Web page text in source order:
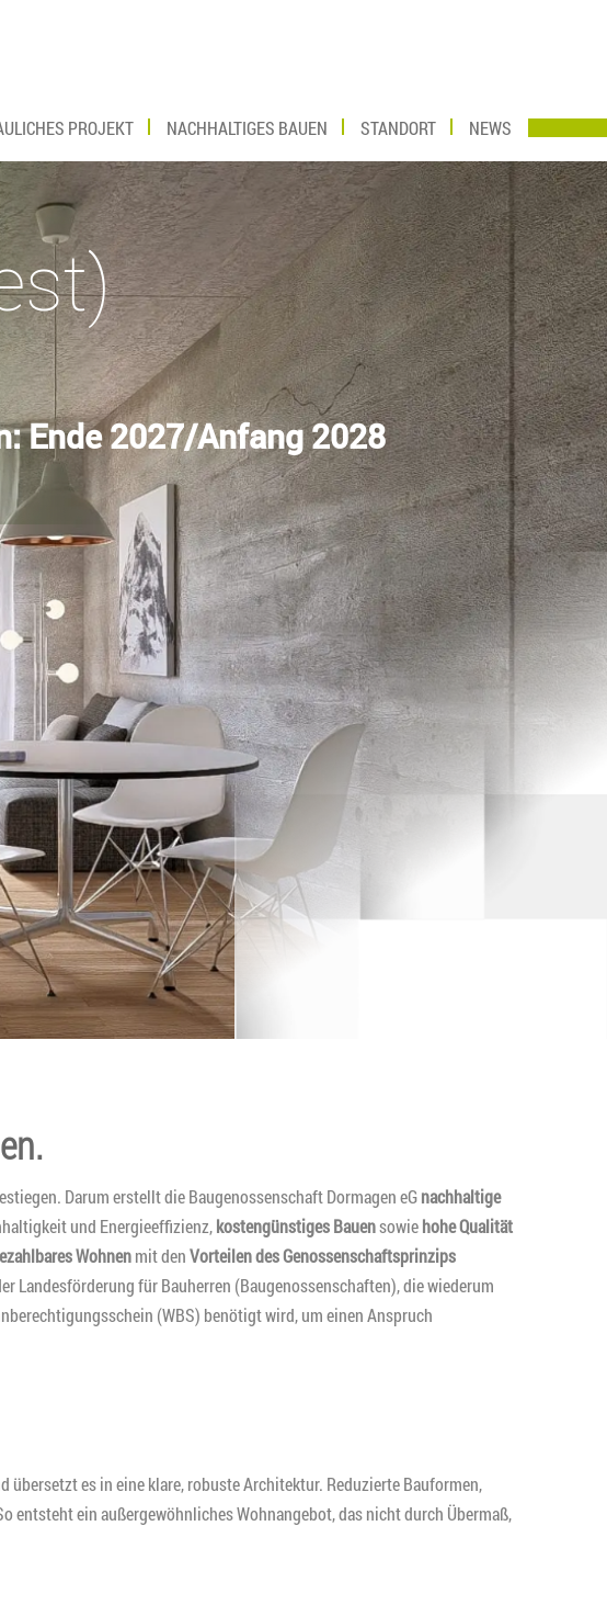
PROJEKT NACHHALTIGES BAUEN STANDORT NEWS
Ende 2027/Anfang 2028
Darum erstellt die Baugenossenschaft Dormagen eGnachhaltige
und Energieeffizienz,kostengünstiges Bauensowiehohe Qualität
Wohnenmit denVorteilen des Genossenschaftsprinzips
Landesförderung für Bauherren (Baugenossenschaften), die wiederum
(WBS) benötigt wird, um einen Anspruch
es in eine klare, robuste Architektur. Reduzierte Bauformen,
ein außergewöhnliches Wohnangebot, das nicht durch Übermaß,